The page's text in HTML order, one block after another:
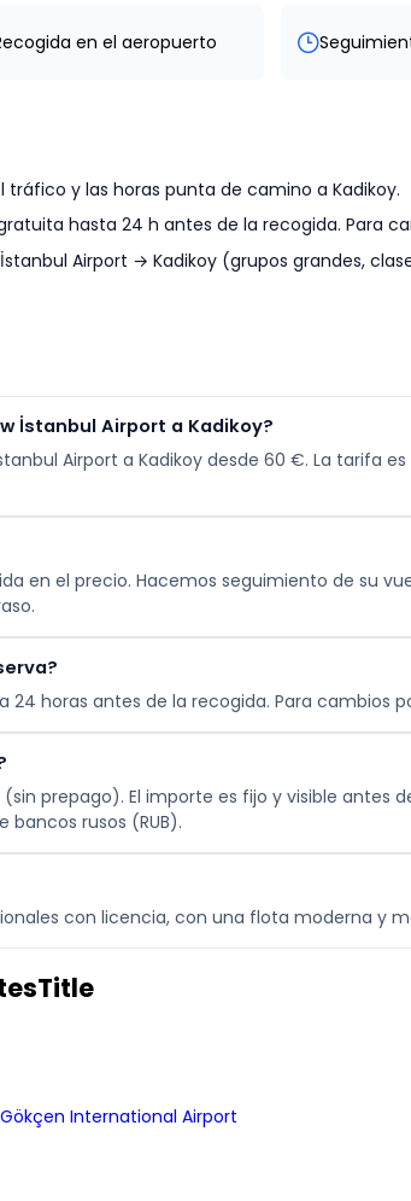
en el aeropuerto
y las horas punta de camino a Kadikoy.
hasta 24 h antes de la recogida. Para
İstanbul Airport → Kadikoy (grupos grandes,
İstanbul Airport a Kadikoy?
Airport a Kadikoy desde 60 €. La tarifa
en el precio. Hacemos seguimiento de su
24 horas antes de la recogida. Para cambios
prepago). El importe es fijo y visible antes
rusos (RUB).
con licencia, con una flota moderna y
International Airport